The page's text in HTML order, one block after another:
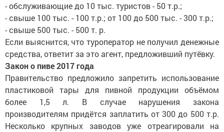
- обслуживающие до 10 тыс. туристов - 50 т.р.;
- свыше 100 тыс. - 100 т.р.; от 100 до 500 тыс. - 300 т.р.;
- свыше 500 тыс. - 500 т. р.
Если выяснится, что туроператор не получил денежные
средства, ответит за это агент, предложивший путёвку.
Закон о пиве 2017 года
Правительство предложило запретить использование
пластиковой тары для пивной продукции объёмом
более 1,5 л. В случае нарушения закона
производителям придётся заплатить от 300 до 500 т.р.
Несколько крупных заводов уже отреагировали на